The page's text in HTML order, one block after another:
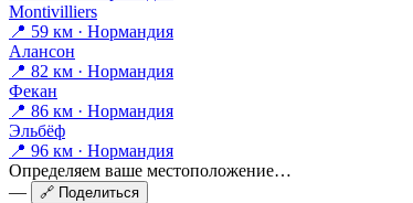
Montivilliers
📍 59 км · Нормандия
Алансон
📍 82 км · Нормандия
Фекан
📍 86 км · Нормандия
Эльбёф
📍 96 км · Нормандия
Определяем ваше местоположение…
—
🔗 Поделиться